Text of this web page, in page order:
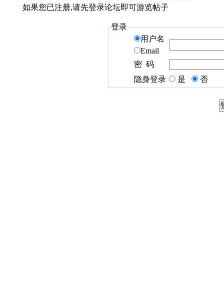
如果您已注册,请先登录论坛即可游览帖子
登录
用户名
Email
密 码
隐身登录
是 否